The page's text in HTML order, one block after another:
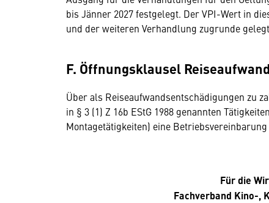
bis Jänner 2027 festgelegt. Der VPI-Wert in
und der weiteren Verhandlung zugrunde
F. Öffnungsklausel
Über als Reiseaufwandsentschädigungen zu
in § 3 (1) Z 16b EStG 1988 genannten
Montagetätigkeiten) eine
Für die
Fachverband Kino-,